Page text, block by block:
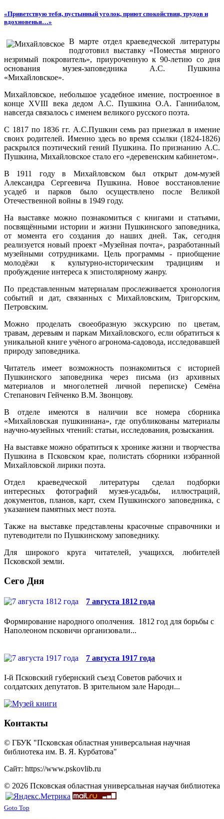
«Приветствую тебя, пустынный уголок, приют спокойствия, трудов и
вдохновенья…»
В марте отдел краеведческой литературы
подготовил выставку «Поместья мирного
незримый покровитель», приуроченную к 90-летию со дня
основания музея-заповедника А.С. Пушкина
«Михайловское».
Михайловское, небольшое усадебное имение, построенное в
конце XVIII века дедом А.С. Пушкина О.А. Ганнибалом,
навсегда связалось с именем великого русского поэта.
С 1817 по 1836 гг. А.С.Пушкин семь раз приезжал в имение
своих родителей. Именно здесь во время ссылки (1824-1826)
раскрылся поэтический гений Пушкина. По признанию А.С.
Пушкина, Михайловское стало его «деревенским кабинетом».
В 1911 году в Михайловском был открыт дом-музей
Александра Сергеевича Пушкина. Новое восстановление
усадеб и парков было осуществлено после Великой
Отечественной войны в 1949 году.
На выставке можно познакомиться с книгами и статьями,
посвящёнными истории и жизни Пушкинского заповедника,
от момента его создания до наших дней. Так, сегодня
реализуется новый проект «Музейная почта», разработанный
музейными сотрудниками. Цель программы - приобщение
молодёжи к культурно-историческим традициям и
пробуждение интереса к эпистолярному жанру.
По представленным материалам прослеживается хронология
событий и дат, связанных с Михайловским, Тригорским,
Петровским.
Можно проделать своеобразную экскурсию по цветам,
травам, деревьям и паркам Михайловского, если обратиться к
уникальной книге учёного агронома-садовода, исследовавшей
природу заповедника.
Читатель имеет возможность познакомиться с историей
Пушкинского заповедника через письма (из архивных
материалов и многолетней личной переписке) Семёна
Степанович Гейченко В.М. Звонцову.
В отделе имеются в наличии все номера сборника
«Михайловская пушкиниана», где опубликованы материалы
научно-музейных чтений: статьи, исследования, розыскания.
На выставке можно обратиться к хронике жизни и творчества
Пушкина в Псковском крае, полистать сборники избранной
Михайловской лирики поэта.
Отдел краеведческой литературы сделал подборки
интересных фотографий музея-усадьбы, иллюстраций,
документов, планов, карт, схем Пушкинского заповедника, с
указанием памятных мест поэта.
Также на выставке представлены красочные справочники и
путеводители по Пушкинскому заповеднику.
Для широкого круга читателей, учащихся, любителей
Псковской земли.
Сего Дня
7 августа 1812 года
Формирование народного ополчения. 1812 год для борьбы с
Наполеоном псковичи организовали...
7 августа 1917 года
I-й Псковский губернский съезд Советов рабочих и
солдатских депутатов. В зрительном зале Народн...
Контакты
© ГБУК "Псковская областная универсальная научная
библиотека им. В. Я. Курбатова"
Сайт: https://www.pskovlib.ru
© 2026 Псковская областная универсальная научая библиотека
Goto Top